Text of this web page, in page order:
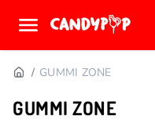
GUMMI ZONE
GUMMI ZONE